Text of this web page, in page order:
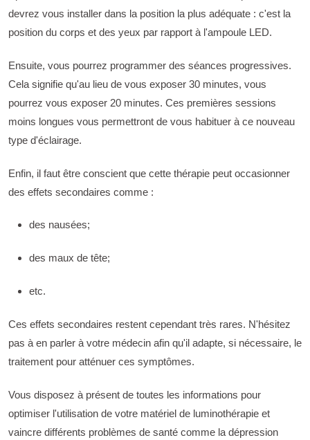
devrez vous installer dans la position la plus adéquate : c'est la
position du corps et des yeux par rapport à l'ampoule LED.
Ensuite, vous pourrez programmer des séances progressives.
Cela signifie qu'au lieu de vous exposer 30 minutes, vous
pourrez vous exposer 20 minutes. Ces premières sessions
moins longues vous permettront de vous habituer à ce nouveau
type d'éclairage.
Enfin, il faut être conscient que cette thérapie peut occasionner
des effets secondaires comme :
des nausées;
des maux de tête;
etc.
Ces effets secondaires restent cependant très rares. N'hésitez
pas à en parler à votre médecin afin qu'il adapte, si nécessaire, le
traitement pour atténuer ces symptômes.
Vous disposez à présent de toutes les informations pour
optimiser l'utilisation de votre matériel de luminothérapie et
vaincre différents problèmes de santé comme la dépression